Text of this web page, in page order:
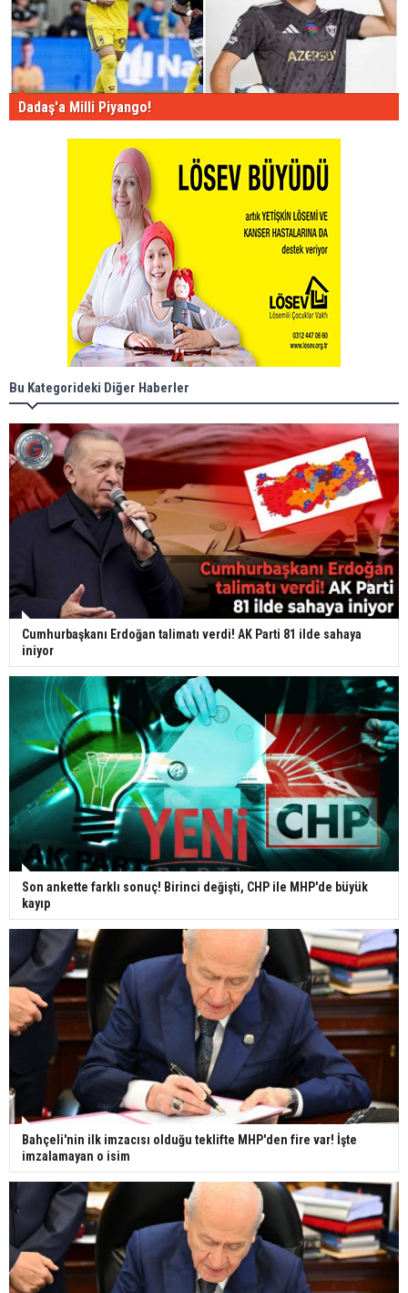
Dadaş'a Milli Piyango!
Bu Kategorideki Diğer Haberler
Cumhurbaşkanı Erdoğan talimatı verdi! AK Parti 81 ilde sahaya
iniyor
Son ankette farklı sonuç! Birinci değişti, CHP ile MHP'de büyük
kayıp
Bahçeli'nin ilk imzacısı olduğu teklifte MHP'den fire var! İşte
imzalamayan o isim